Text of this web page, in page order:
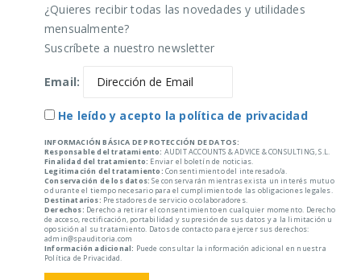
¿Quieres recibir todas las novedades y utilidades
mensualmente?
Suscríbete a nuestro newsletter
Email:
He leído y acepto la política de privacidad
INFORMACIÓN BÁSICA DE PROTECCIÓN DE DATOS:
Responsable del tratamiento: AUDIT ACCOUNTS & ADVICE & CONSULTING, S.L.
Finalidad del tratamiento: Enviar el boletín de noticias.
Legitimación del tratamiento: Consentimiento del interesado/a.
Conservación de los datos: Se conservarán mientras exista un interés mutuo
o durante el tiempo necesario para el cumplimiento de las obligaciones legales.
Destinatarios: Prestadores de servicio o colaboradores.
Derechos: Derecho a retirar el consentimiento en cualquier momento. Derecho
de acceso, rectificación, portabilidad y supresión de sus datos y a la limitación u
oposición al su tratamiento. Datos de contacto para ejercer sus derechos:
admin@spauditoria.com
Información adicional: Puede consultar la información adicional en nuestra
Política de Privacidad.